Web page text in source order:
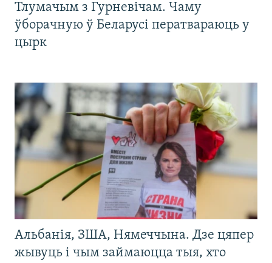
Тлумачым з Гурневічам. Чаму
ўборачную ў Беларусі ператвараюць у
цырк
Альбанія, ЗША, Нямеччына. Дзе цяпер
жывуць і чым займаюцца тыя, хто